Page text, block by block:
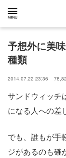
予想外に美
種類
2014.07.22 23:36
サンドウィッチ
になる人への差
でも、誰もが手
ジがあるのも確